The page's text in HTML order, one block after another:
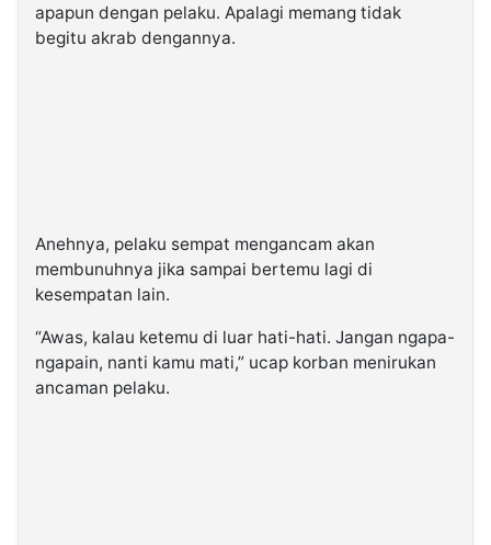
apapun dengan pelaku. Apalagi memang tidak
begitu akrab dengannya.
Anehnya, pelaku sempat mengancam akan
membunuhnya jika sampai bertemu lagi di
kesempatan lain.
“Awas, kalau ketemu di luar hati-hati. Jangan ngapa-
ngapain, nanti kamu mati,” ucap korban menirukan
ancaman pelaku.